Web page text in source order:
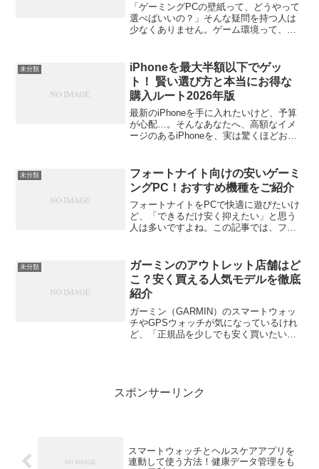
「ゲーミングPCの壁紙って、どうやって
選べばいいの？」そんな疑問を持つ人は
少なくありません。ゲーム環境って、性
ッと変わります。この記事では、解像度
やスタイル、使いや...
未分類
iPhoneを最大半額以下でゲッ
ト！ 賢い選び方と本当にお得な
購入ルート2026年版
最新のiPhoneを手に入れたいけど、予算
が心配…。そんなあなたへ、高額なイメ
ージのあるiPhoneを、実は驚くほどお得
種選びまで、今日から使える具体的なノ
ウハウを徹底...
未分類
フォートナイト向けの安いゲーミ
ングPC！おすすめ機種をご紹介
フォートナイトをPCで快適に遊びたいけ
ど、「できるだけ安く抑えたい」と思う
人は多いですよね。この記事では、フォ
モデルをわかりやすく紹介します。パー
ツの知識がなくても理...
未分類
ガーミンのアウトレット店舗はど
こ？安く買える人気モデルを徹底
紹介
ガーミン（GARMIN）のスマートウォッ
チやGPSウォッチが気になっているけれ
ど、「正規品を少しでも安く買いたい」
スポンサーリンク
スマートウォッチとヘルスケアアプリを
連動して使う方法！健康データ管理をも